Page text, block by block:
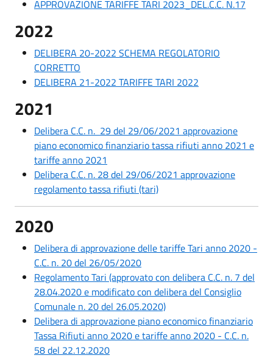
APPROVAZIONE TARIFFE TARI 2023_DEL.C.C. N.17
2022
DELIBERA 20-2022 SCHEMA REGOLATORIO
CORRETTO
DELIBERA 21-2022 TARIFFE TARI 2022
2021
Delibera C.C. n. 29 del 29/06/2021 approvazione
piano economico finanziario tassa rifiuti anno 2021 e
tariffe anno 2021
Delibera C.C. n. 28 del 29/06/2021 approvazione
regolamento tassa rifiuti (tari)
2020
Delibera di approvazione delle tariffe Tari anno 2020 -
C.C. n. 20 del 26/05/2020
Regolamento Tari (approvato con delibera C.C. n. 7 del
28.04.2020 e modificato con delibera del Consiglio
Comunale n. 20 del 26.05.2020)
Delibera di approvazione piano economico finanziario
Tassa Rifiuti anno 2020 e tariffe anno 2020 - C.C. n.
58 del 22.12.2020